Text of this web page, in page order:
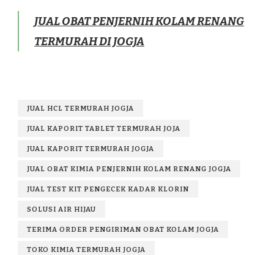
JUAL OBAT PENJERNIH KOLAM RENANG
TERMURAH DI JOGJA
JUAL HCL TERMURAH JOGJA
JUAL KAPORIT TABLET TERMURAH JOJA
JUAL KAPORIT TERMURAH JOGJA
JUAL OBAT KIMIA PENJERNIH KOLAM RENANG JOGJA
JUAL TEST KIT PENGECEK KADAR KLORIN
SOLUSI AIR HIJAU
TERIMA ORDER PENGIRIMAN OBAT KOLAM JOGJA
TOKO KIMIA TERMURAH JOGJA